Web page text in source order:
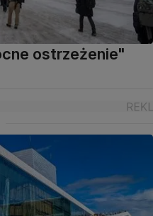
ostrzeżenie"